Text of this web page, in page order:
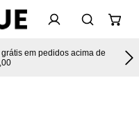
pedidos acima de